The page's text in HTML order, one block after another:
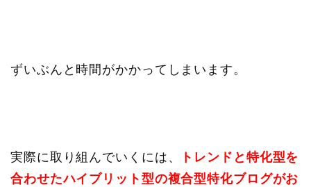
ずいぶんと時間がかかってしまいます。
実際に取り組んでいくには、
トレンドと特化型を
合わせたハイブリット型の複合型特化ブログがお